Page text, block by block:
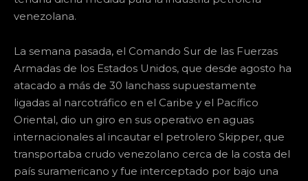
venezolana.
La semana pasada, el Comando Sur de las Fuerzas
Armadas de los Estados Unidos, que desde agosto ha
atacado a más de 30 lanchass supuestamente
ligadas al narcotráfico en el Caribe y el Pacífico
Oriental, dio un giro en sus operativo en aguas
internacionales al incautar el petrolero Skipper, que
transportaba crudo venezolano cerca de la costa del
país suramericano y fue interceptado por bajo una